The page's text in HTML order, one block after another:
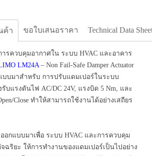
ค้า ขอใบเสนอราคา Technical Data
รควบคุมอากาศใน ระบบ HVAC และอาคาร
LM24A – Non Fail-Safe Damper Actuator
บมาสำหรับ การปรับแดมเปอร์ในระบบ
บแรงดันไฟ AC/DC 24V, แรงบิด 5 Nm, และ
Close ทำให้สามารถใช้งานได้อย่างเสถียร
ออกแบบมาเพื่อ ระบบ HVAC และการควบคุม
ฉริยะ ให้การทำงานของแดมเปอร์เป็นไปอย่าง